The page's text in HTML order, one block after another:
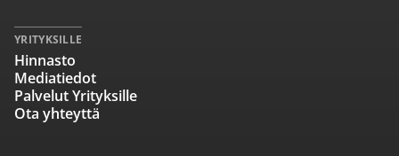
YRITYKSILLE
Hinnasto
Mediatiedot
Palvelut Yrityksille
Ota yhteyttä